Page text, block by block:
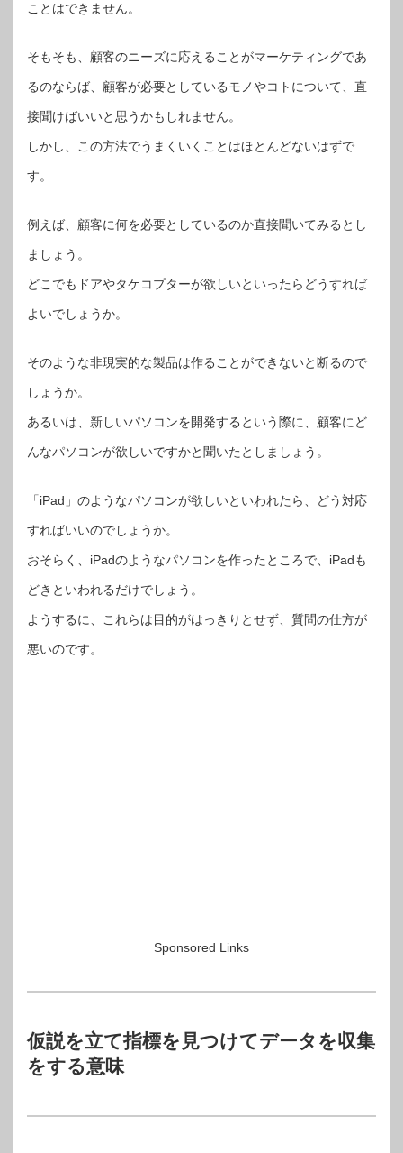
ことはできません。
そもそも、顧客のニーズに応えることがマーケティングであ
るのならば、顧客が必要としているモノやコトについて、直
接聞けばいいと思うかもしれません。
しかし、この方法でうまくいくことはほとんどないはずで
す。
例えば、顧客に何を必要としているのか直接聞いてみるとし
ましょう。
どこでもドアやタケコプターが欲しいといったらどうすれば
よいでしょうか。
そのような非現実的な製品は作ることができないと断るので
しょうか。
あるいは、新しいパソコンを開発するという際に、顧客にど
んなパソコンが欲しいですかと聞いたとしましょう。
「iPad」のようなパソコンが欲しいといわれたら、どう対応
すればいいのでしょうか。
おそらく、iPadのようなパソコンを作ったところで、iPadも
どきといわれるだけでしょう。
ようするに、これらは目的がはっきりとせず、質問の仕方が
悪いのです。
Sponsored Links
仮説を立て指標を見つけてデータを収集
をする意味